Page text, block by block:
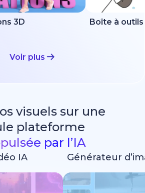
3D
Voir plus
visuels sur une
plateforme
par l’IA
IA Générateur